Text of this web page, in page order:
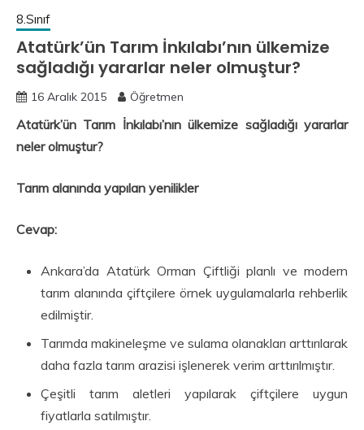
8.Sınıf
Atatürk’ün Tarım İnkılabı’nın ülkemize
sağladığı yararlar neler olmuştur?
16 Aralık 2015 Öğretmen
Atatürk’ün Tarım İnkılabı’nın ülkemize sağladığı yararlar
neler olmuştur?
Tarım alanında yapılan yenilikler
Cevap:
Ankara’da Atatürk Orman Çiftliği planlı ve modern
tarım alanında çiftçilere örnek uygulamalarla rehberlik
edilmiştir.
Tarımda makineleşme ve sulama olanakları arttırılarak
daha fazla tarım arazisi işlenerek verim arttırılmıştır.
Çeşitli tarım aletleri yapılarak çiftçilere uygun
fiyatlarla satılmıştır.